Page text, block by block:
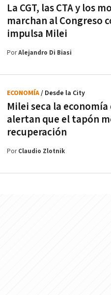
La CGT, las CTA y los
marchan al Congreso
impulsa Milei
PorAlejandro Di Biasi
Milei seca la
alertan que el tapón
recuperación
ECONOMÍA/ Desde la City
PorClaudio Zlotnik